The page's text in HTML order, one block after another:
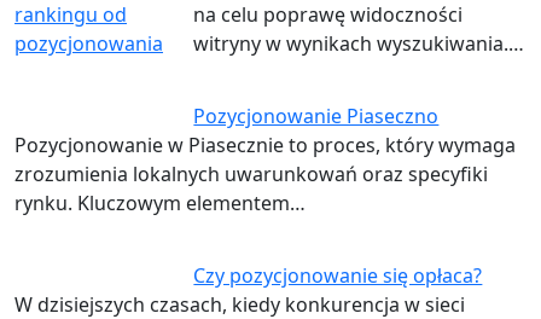
na celu poprawę widoczności
witryny w wynikach wyszukiwania.…
Pozycjonowanie Piaseczno
Pozycjonowanie w Piasecznie to proces, który wymaga
zrozumienia lokalnych uwarunkowań oraz specyfiki
rynku. Kluczowym elementem…
Czy pozycjonowanie się opłaca?
W dzisiejszych czasach, kiedy konkurencja w sieci